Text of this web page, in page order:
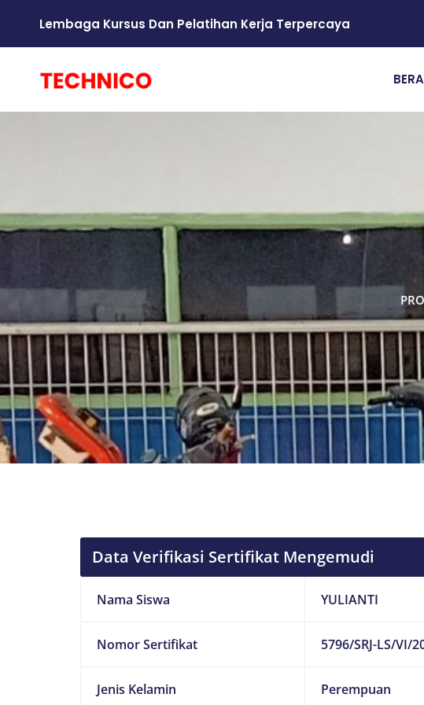
Lembaga Kursus Dan Pelatihan Kerja Terpercaya
Data Verifikasi Sertifikat Mengemudi
Nama Siswa YULIANTI
Nomor Sertifikat 5796/SRJ-LS/VI/
Jenis Kelamin Perempuan